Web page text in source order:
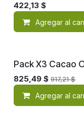
422,13 $
Agregar al
Pack X3 Cacao
825,49 $ 917,21$
Agregar al